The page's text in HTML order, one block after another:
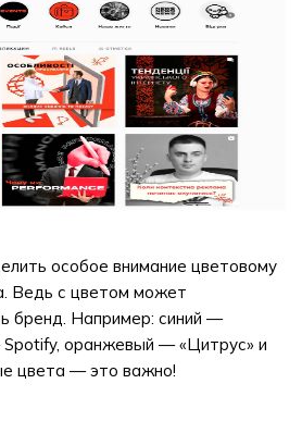
особое внимание цветовому
Ведь с цветом может
бренд. Например: синий —
оранжевый — «Цитрус» и
цвета — это важно!